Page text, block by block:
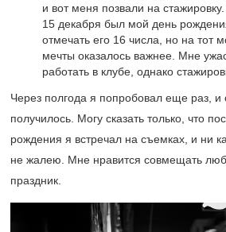
и вот меня позвали на
15 декабря был мой день
отмечать его 16 числа, но на тот
мечты оказалось важнее. Мне
работать в клубе, однако
Через полгода я попробовал еще раз, и
получилось. Могу сказать только, что
рождения я встречал на съемках, и ни
не жалею. Мне нравится совмещать
праздник.